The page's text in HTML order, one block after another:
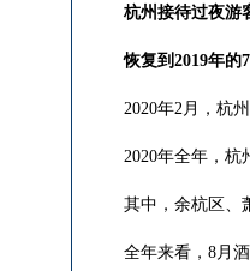
杭州接待过夜游客
恢复到2019年的
2020年2月，杭州
2020年全年，杭州
其中，余杭区、萧
全年来看，8月酒